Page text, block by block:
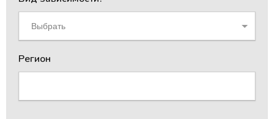
Выбрать
Регион